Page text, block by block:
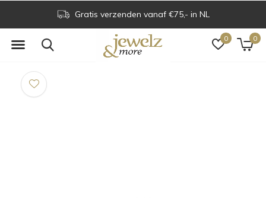
0 0
Gratis verzenden vanaf €75,- in NL